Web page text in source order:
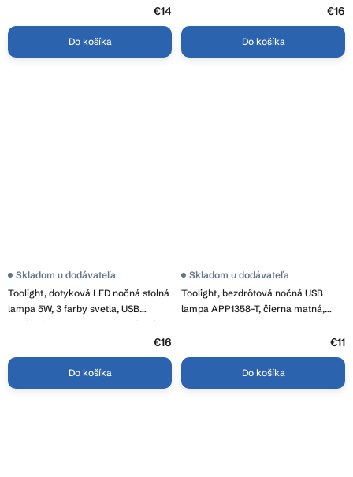
€14
Do košíka
€16
Do košíka
Toolight, dotyková LED nočná stolná
lampa 5W, 3 farby svetla, USB
napájanie, APP1369-T GREY, šedá,
Skladom u dodávateľa
€16
Do košíka
Toolight, bezdrôtová nočná USB
lampa APP1358-T, čierna matná,
Skladom u dodávateľa
€11
Do košíka